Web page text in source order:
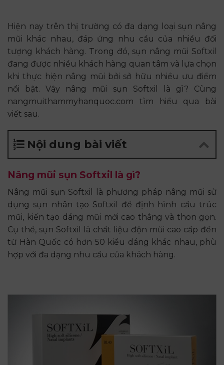
Hiện nay trên thị trường có đa dạng loại sụn nâng
mũi khác nhau, đáp ứng nhu cầu của nhiều đối
tượng khách hàng. Trong đó, sụn nâng mũi Softxil
đang được nhiều khách hàng quan tâm và lựa chọn
khi thực hiện nâng mũi bởi sở hữu nhiều ưu điểm
nổi bật. Vậy nâng mũi sụn Softxil là gì? Cùng
nangmuithammyhanquoc.com tìm hiểu qua bài
viết sau.
Nội dung bài viết
Nâng mũi sụn Softxil là gì?
Nâng mũi sụn Softxil là phương pháp nâng mũi sử
dụng sụn nhân tạo Softxil để định hình cấu trúc
mũi, kiến tạo dáng mũi mới cao thẳng và thon gọn.
Cụ thể, sụn Softxil là chất liệu độn mũi cao cấp đến
từ Hàn Quốc có hơn 50 kiểu dáng khác nhau, phù
hợp với đa dạng nhu cầu của khách hàng.